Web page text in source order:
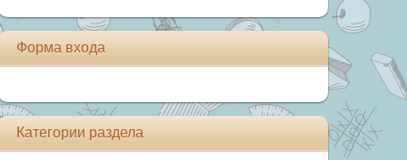
Форма входа
Категории раздела